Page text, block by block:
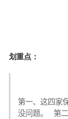
划重点：
第一、这四家
没问题。   第